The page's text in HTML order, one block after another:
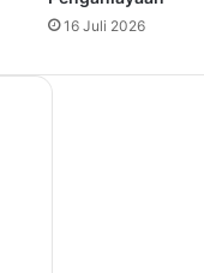
16 Juli 2026